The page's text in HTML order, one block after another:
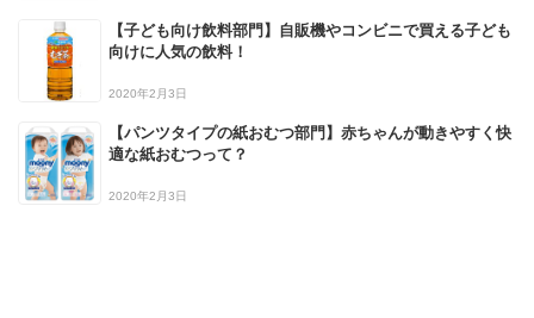
【子ども向け飲料部門】自販機やコンビニで買える子ども
向けに人気の飲料！
2020年2月3日
【パンツタイプの紙おむつ部門】赤ちゃんが動きやすく快
適な紙おむつって？
2020年2月3日